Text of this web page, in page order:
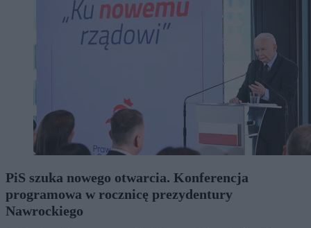
PiS szuka nowego otwarcia. Konferencja
programowa w rocznicę prezydentury
Nawrockiego